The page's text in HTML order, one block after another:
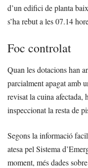
d’un edifici de planta
s’ha rebut a les 07.14
Foc controlat
Quan les dotacions han
parcialment apagat amb
revisat la cuina afectada,
inspeccionat la resta de
Segons la informació
atesa pel Sistema
moment, més dades